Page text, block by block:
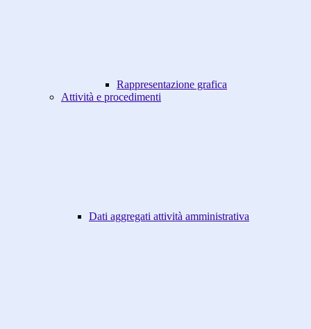
Rappresentazione grafica
Attività e procedimenti
Dati aggregati attività amministrativa